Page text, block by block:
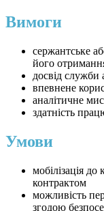
Вимоги
сержантське
його
досвід служби
впевнене
аналітичне
здатність
Умови
мобілізація
контрактом
можливість
згодою